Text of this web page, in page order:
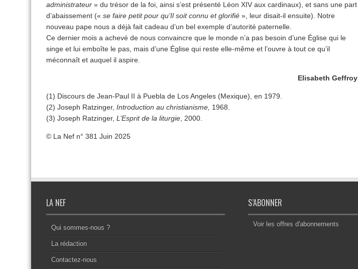
administrateur » du trésor de la foi, ainsi s’est présenté Léon XIV aux cardinaux), et sans une part
d’abaissement (« se faire petit pour qu’Il soit connu et glorifié », leur disait-il ensuite). Notre
nouveau pape nous a déjà fait cadeau d’un bel exemple d’autorité paternelle.
Ce dernier mois a achevé de nous convaincre que le monde n’a pas besoin d’une Église qui le
singe et lui emboîte le pas, mais d’une Église qui reste elle-même et l’ouvre à tout ce qu’il
méconnaît et auquel il aspire.
Elisabeth Geffroy
(1) Discours de Jean-Paul II à Puebla de Los Angeles (Mexique), en 1979.
(2) Joseph Ratzinger, Introduction au christianisme, 1968.
(3) Joseph Ratzinger, L’Esprit de la liturgie , 2000.
© La Nef n° 381 Juin 2025
LA NEF
Qui sommes-nous ?
La rédaction
Contactez-nous
S’ABONNER
Voir les offres d'abonnements